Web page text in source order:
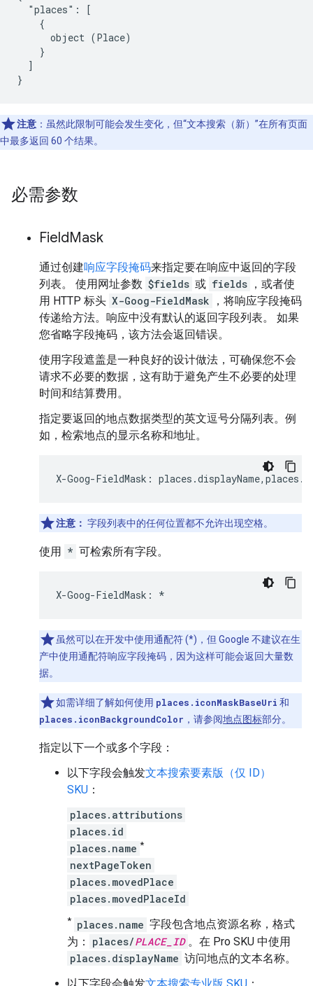
  "places": [
    {
      object (Place)
    }
  ]
}
注意 ：虽然此限制可能会发生变化，但“文本搜索（新）”在所有页面
中最多返回 60 个结果。
必需参数
FieldMask
通过创建响应字段掩码来指定要在响应中返回的字段
列表。 使用网址参数 $fields 或 fields ，或者使
用 HTTP 标头 X-Goog-FieldMask
，将响应字段掩码
传递给方法。响应中没有默认的返回字段列表。 如果
您省略字段掩码，该方法会返回错误。
使用字段遮盖是一种良好的设计做法，可确保您不会
请求不必要的数据，这有助于避免产生不必要的处理
时间和结算费用。
指定要返回的地点数据类型的英文逗号分隔列表。例
如，检索地点的显示名称和地址。
X-Goog-FieldMask : places .displayName, places .
注意： 字段列表中的任何位置都不允许出现空格。
使用 * 可检索所有字段。
X-Goog-FieldMask : *
虽然可以在开发中使用通配符 (*)，但 Google 不建议在生
产中使用通配符响应字段掩码，因为这样可能会返回大量数
据。
如需详细了解如何使用 places.iconMaskBaseUri 和
places.iconBackgroundColor ，请参阅地点图标部分。
指定以下一个或多个字段：
以下字段会触发文本搜索要素版（仅 ID）
SKU ：
places.attributions
places.id
places.name *
nextPageToken
places.movedPlace
places.movedPlaceId
* places.name 字段包含地点资源名称，格式
为：
places/PLACE_ID 。 在 Pro SKU 中使用
places.displayName 访问地点的文本名称。
以下字段会触发文本搜索专业版 SKU ：